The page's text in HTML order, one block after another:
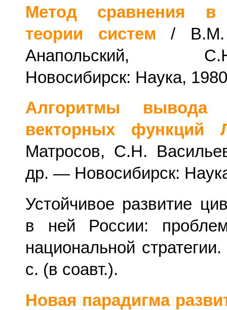
Метод сравнения в
теории систем / В.М.
Анапольский,
Новосибирск: Наука,
Алгоритмы вывода
векторных функций
Матросов, С.Н.
др. — Новосибирск:
Устойчивое развитие
в ней России:
национальной
с. (в соавт.).
Новая парадигма